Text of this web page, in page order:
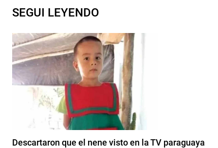
SEGUI LEYENDO
Descartaron que el nene visto en la TV paraguaya